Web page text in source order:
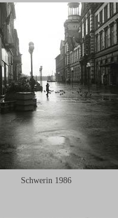
Schwerin 1986